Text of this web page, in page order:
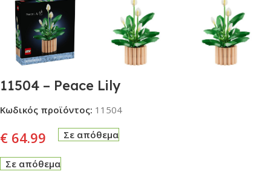
11504 – Peace Lily
Κωδικός προϊόντος: 11504
€ 64.99 Σε απόθεμα
Σε απόθεμα